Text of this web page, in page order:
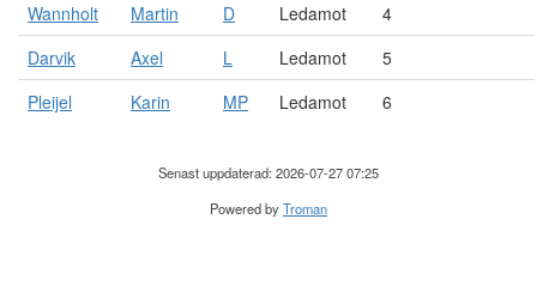
Wannholt
Martin D Ledamot
4
Darvik
Axel L Ledamot
5
Pleijel
Karin MP Ledamot 6
Senast uppdaterad: 2026-07-27 07:25
Powered byTroman